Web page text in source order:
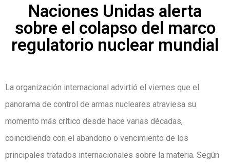
Naciones Unidas alerta
sobre el colapso del marco
regulatorio nuclear mundial
La organización internacional advirtió el viernes que el
panorama de control de armas nucleares atraviesa su
momento más crítico desde hace varias décadas,
coincidiendo con el abandono o vencimiento de los
principales tratados internacionales sobre la materia. Según